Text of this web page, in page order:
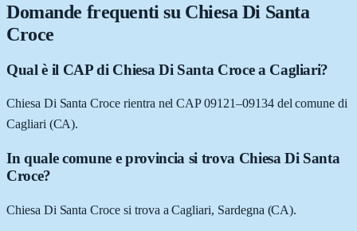
Domande frequenti su Chiesa Di Santa
Croce
Qual è il CAP di Chiesa Di Santa Croce a Cagliari?
Chiesa Di Santa Croce rientra nel CAP 09121–09134 del comune di
Cagliari (CA).
In quale comune e provincia si trova Chiesa Di Santa
Croce?
Chiesa Di Santa Croce si trova a Cagliari, Sardegna (CA).